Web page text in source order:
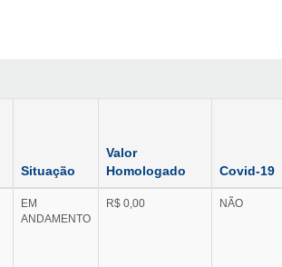
Situação
Valor
Homologado
Covid-19
EM
ANDAMENTO
R$ 0,00 NÃO